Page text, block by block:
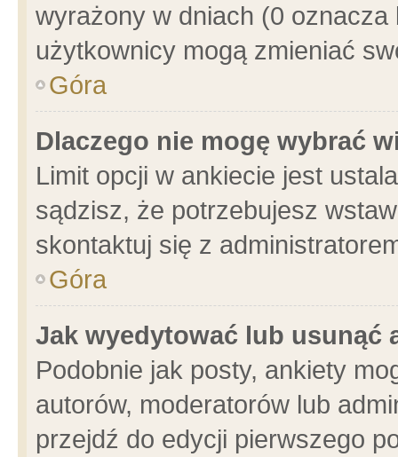
wyrażony w dniach (0
użytkownicy mogą zmieniać
Góra
Dlaczego nie mogę wybrać
Limit opcji w ankiecie jest
sądzisz, że potrzebujesz
skontaktuj się z
Góra
Jak wyedytować lub usunąć
Podobnie jak posty, ankiety
autorów, moderatorów lub
przejdź do edycji pierwszego